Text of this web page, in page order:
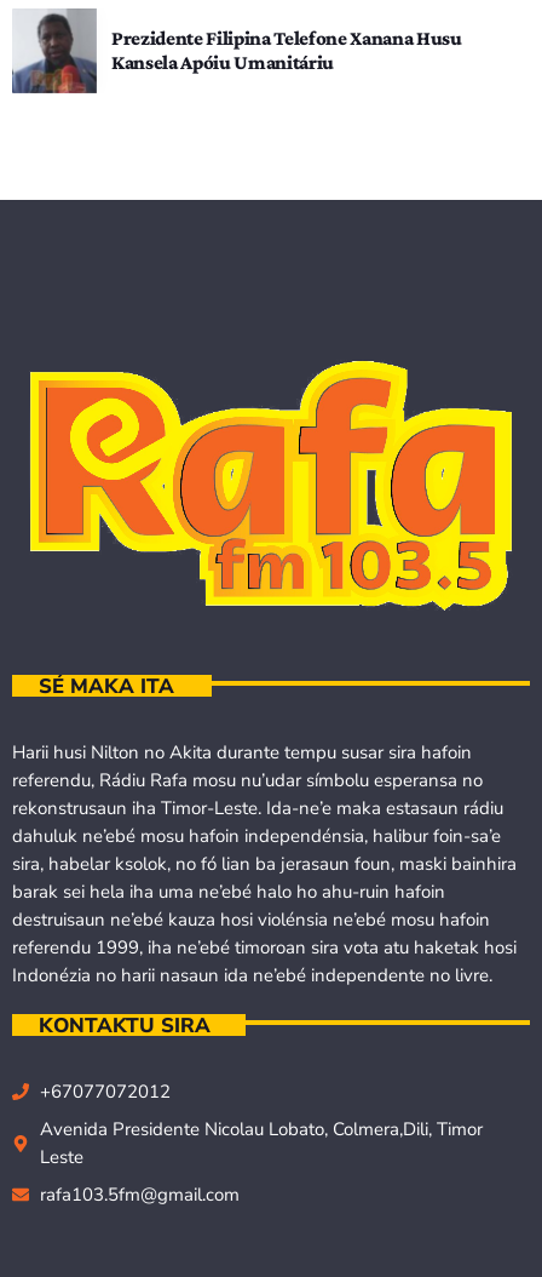
Prezidente Filipina Telefone Xanana Husu
Kansela Apóiu Umanitáriu
SÉ MAKA ITA
Harii husi Nilton no Akita durante tempu susar sira hafoin
referendu, Rádiu Rafa mosu nu’udar símbolu esperansa no
rekonstrusaun iha Timor-Leste. Ida-ne’e maka estasaun rádiu
dahuluk ne’ebé mosu hafoin independénsia, halibur foin-sa’e
sira, habelar ksolok, no fó lian ba jerasaun foun, maski bainhira
barak sei hela iha uma ne’ebé halo ho ahu-ruin hafoin
destruisaun ne’ebé kauza hosi violénsia ne’ebé mosu hafoin
referendu 1999, iha ne’ebé timoroan sira vota atu haketak hosi
Indonézia no harii nasaun ida ne’ebé independente no livre.
KONTAKTU SIRA
+67077072012
Avenida Presidente Nicolau Lobato, Colmera,Dili, Timor
Leste
rafa103.5fm@gmail.com